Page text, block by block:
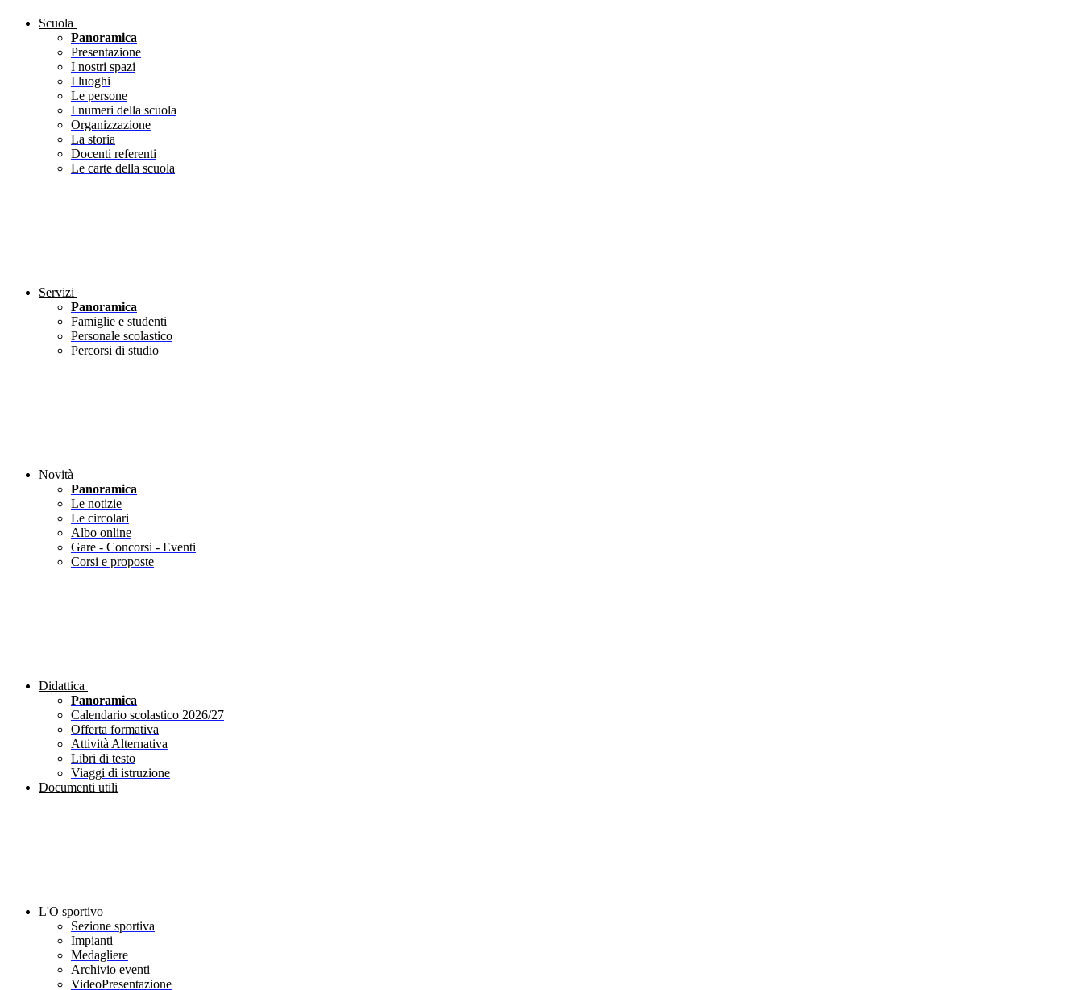
Scuola
Panoramica
Presentazione
I nostri spazi
I luoghi
Le persone
I numeri della scuola
Organizzazione
La storia
Docenti referenti
Le carte della scuola
Servizi
Panoramica
Famiglie e studenti
Personale scolastico
Percorsi di studio
Novità
Panoramica
Le notizie
Le circolari
Albo online
Gare - Concorsi - Eventi
Corsi e proposte
Didattica
Panoramica
Calendario scolastico 2026/27
Offerta formativa
Attività Alternativa
Libri di testo
Viaggi di istruzione
Documenti utili
L'O sportivo
Sezione sportiva
Impianti
Medagliere
Archivio eventi
VideoPresentazione